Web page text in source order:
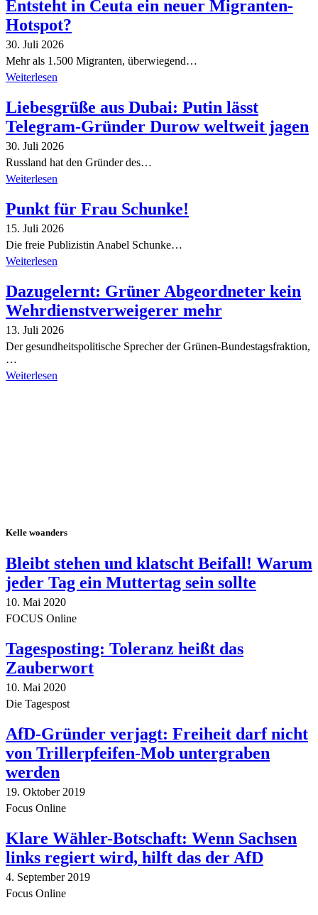
Entsteht in Ceuta ein neuer Migranten-
Hotspot?
30. Juli 2026
Mehr als 1.500 Migranten, überwiegend…
Weiterlesen
Liebesgrüße aus Dubai: Putin lässt
Telegram-Gründer Durow weltweit jagen
30. Juli 2026
Russland hat den Gründer des…
Weiterlesen
Punkt für Frau Schunke!
15. Juli 2026
Die freie Publizistin Anabel Schunke…
Weiterlesen
Dazugelernt: Grüner Abgeordneter kein
Wehrdienstverweigerer mehr
13. Juli 2026
Der gesundheitspolitische Sprecher der Grünen-Bundestagsfraktion,
…
Weiterlesen
Kelle woanders
Bleibt stehen und klatscht Beifall! Warum
jeder Tag ein Muttertag sein sollte
10. Mai 2020
FOCUS Online
Tagesposting: Toleranz heißt das
Zauberwort
10. Mai 2020
Die Tagespost
AfD-Gründer verjagt: Freiheit darf nicht
von Trillerpfeifen-Mob untergraben
werden
19. Oktober 2019
Focus Online
Klare Wähler-Botschaft: Wenn Sachsen
links regiert wird, hilft das der AfD
4. September 2019
Focus Online